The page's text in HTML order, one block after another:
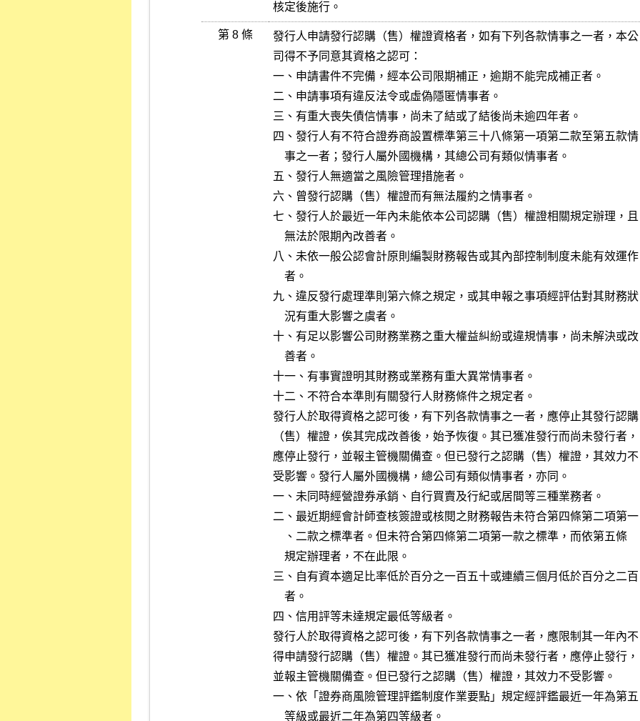
核定後施行。
第 8 條
發行人申請發行認購（售）權證資格者，如有下列各款情事之一者，本公
司得不予同意其資格之認可：
一、申請書件不完備，經本公司限期補正，逾期不能完成補正者。
二、申請事項有違反法令或虛偽隱匿情事者。
三、有重大喪失債信情事，尚未了結或了結後尚未逾四年者。
四、發行人有不符合證券商設置標準第三十八條第一項第二款至第五款情
五、發行人無適當之風險管理措施者。
六、曾發行認購（售）權證而有無法履約之情事者。
七、發行人於最近一年內未能依本公司認購（售）權證相關規定辦理，且
八、未依一般公認會計原則編製財務報告或其內部控制制度未能有效運作
九、違反發行處理準則第六條之規定，或其申報之事項經評估對其財務狀
十、有足以影響公司財務業務之重大權益糾紛或違規情事，尚未解決或改
十一、有事實證明其財務或業務有重大異常情事者。
十二、不符合本準則有關發行人財務條件之規定者。
發行人於取得資格之認可後，有下列各款情事之一者，應停止其發行認購
（售）權證，俟其完成改善後，始予恢復。其已獲准發行而尚未發行者，
應停止發行，並報主管機關備查。但已發行之認購（售）權證，其效力不
受影響。發行人屬外國機構，總公司有類似情事者，亦同。
一、未同時經營證券承銷、自行買賣及行紀或居間等三種業務者。
二、最近期經會計師查核簽證或核閱之財務報告未符合第四條第二項第一
三、自有資本適足比率低於百分之一百五十或連續三個月低於百分之二百
四、信用評等未達規定最低等級者。
發行人於取得資格之認可後，有下列各款情事之一者，應限制其一年內不
得申請發行認購（售）權證。其已獲准發行而尚未發行者，應停止發行，
並報主管機關備查。但已發行之認購（售）權證，其效力不受影響。
一、依「證券商風險管理評鑑制度作業要點」規定經評鑑最近一年為第五